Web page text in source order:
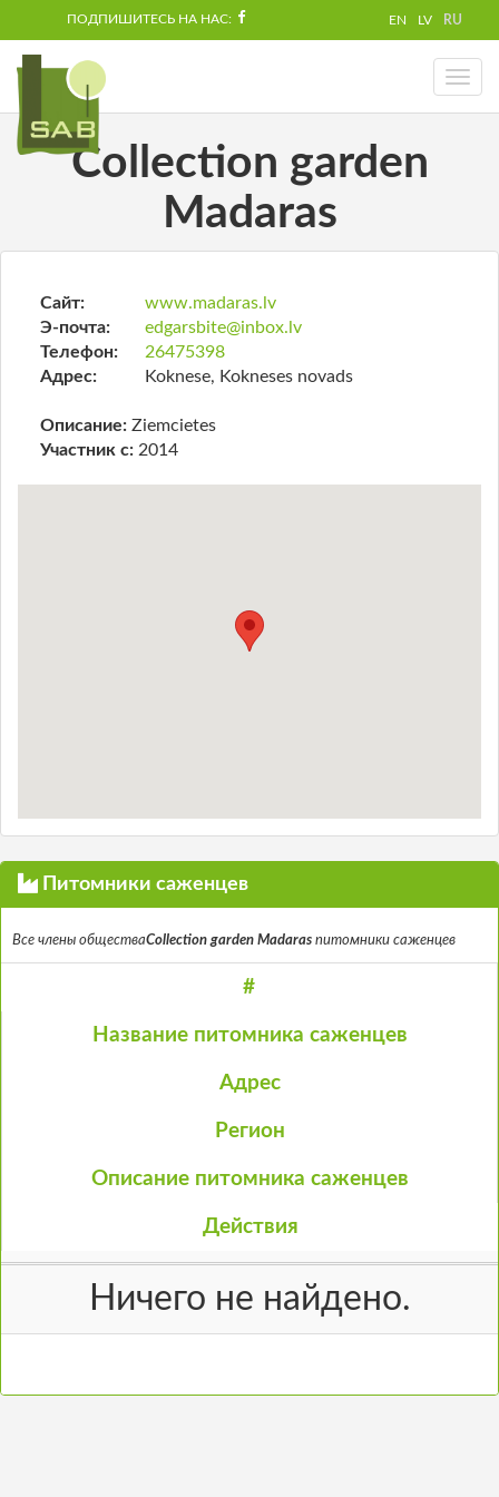
ПОДПИШИТЕСЬ НА НАС: EN LV RU
Toggle
Collection garden
Madaras
Сайт:
www.madaras.lv
Э-почта:
edgarsbite@inbox.lv
Телефон:
26475398
Адрес:
Koknese, Kokneses novads
Описание: Ziemcietes
Участник с: 2014
Питомники саженцев
Все члены обществаCollection garden Madaras питомники саженцев
#
Название питомника саженцев
Адрес
Регион
Описание питомника саженцев
Действия
Ничего не найдено.